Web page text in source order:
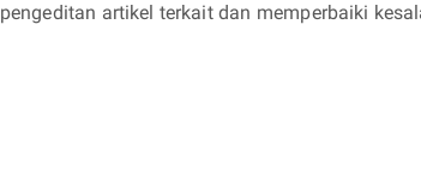
pengeditan artikel terkait dan memperbaiki